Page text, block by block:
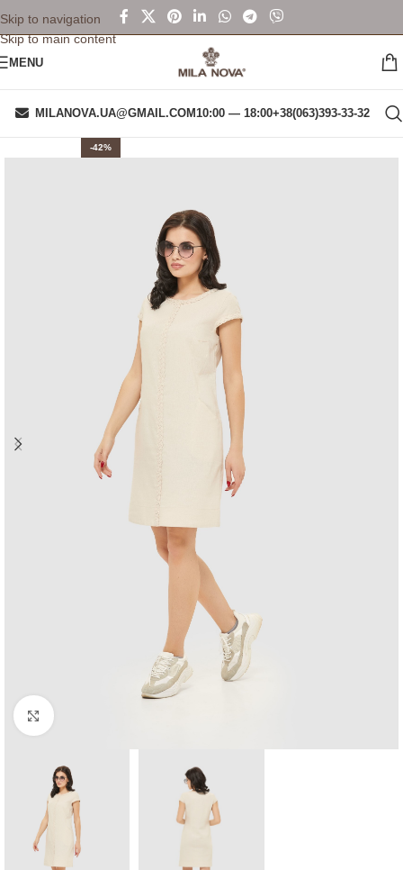
Skip to navigation
Skip to main content
MENU
MILANOVA.UA@GMAIL.COM10:00 — 18:00+38(063)393-33-32
-42%